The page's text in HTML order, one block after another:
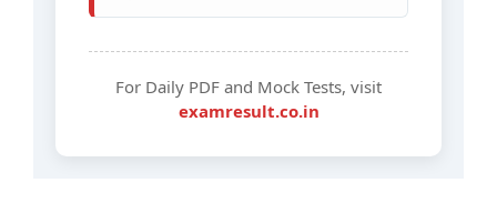
For Daily PDF and Mock Tests, visit
examresult.co.in